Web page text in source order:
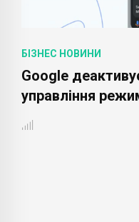
БІЗНЕС НОВИНИ
Google
управління